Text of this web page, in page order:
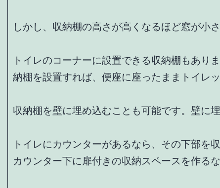
しかし、収納棚の高さが高くなるほど窓が小
トイレのコーナーに設置できる収納棚もあり
納棚を設置すれば、便座に座ったままトイレ
収納棚を壁に埋め込むことも可能です。壁に
トイレにカウンターがあるなら、その下部を
カウンター下に扉付きの収納スペースを作る